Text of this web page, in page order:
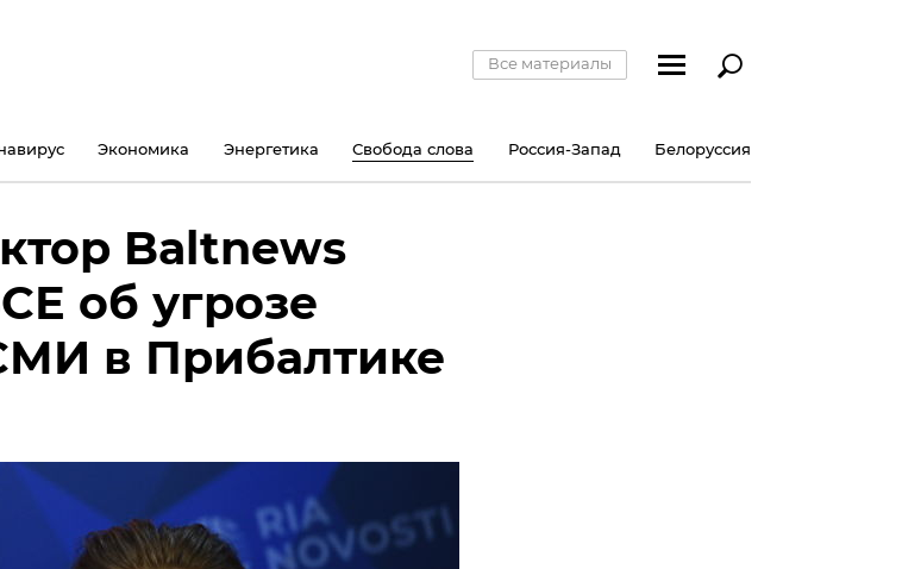
Все материалы
Экономика Энергетика Свобода слова Россия-Запад Белоруссия
Baltnews
об угрозе
в Прибалтике